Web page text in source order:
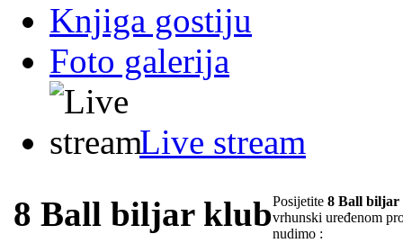
Knjiga gostiju
Foto galerija
Live stream
8 Ball biljar klubPosijetite 8 Ball biljar
vrhunski uređenom
nudimo :